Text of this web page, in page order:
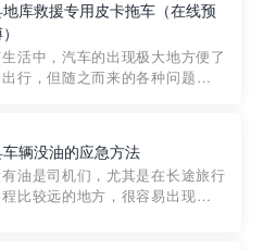
车的收费标准是由当地交通管理
的。起步价通...
库救援专用皮卡拖车（在线预
活中，汽车的出现极大地方便了
行，但随之而来的各种问题也让
下，我们需要一种高效可靠的救
而这时，地库救援专...
辆没油的应急方法
油是司机们，尤其是在长途旅行
比较远的地方，很容易出现这种